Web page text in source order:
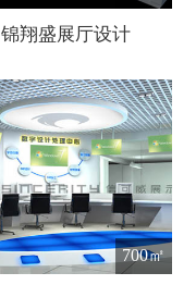
锦翔盛展厅设计
700㎡